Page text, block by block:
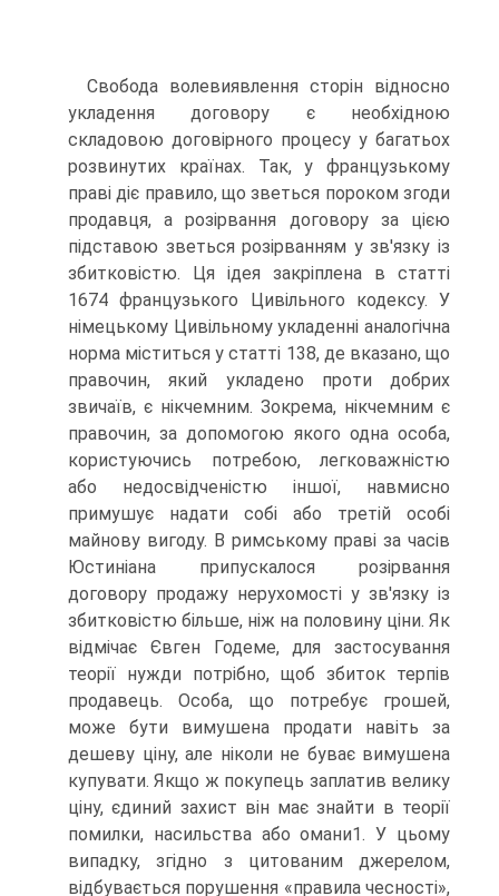
Свобода волевиявлення сторін відносно
укладення договору є необхідною
складовою договірного процесу у багатьох
розвинутих країнах. Так, у французькому
праві діє правило, що зветься пороком згоди
продавця, а розірвання договору за цією
підставою зветься розірванням у зв'язку із
збитковістю. Ця ідея закріплена в статті
1674 французького Цивільного кодексу. У
німецькому Цивільному укладенні аналогічна
норма міститься у статті 138, де вказано, що
правочин, який укладено проти добрих
звичаїв, є нікчемним. Зокрема, нікчемним є
правочин, за допомогою якого одна особа,
користуючись потребою, легковажністю
або недосвідченістю іншої, навмисно
примушує надати собі або третій особі
майнову вигоду. В римському праві за часів
Юстиніана припускалося розірвання
договору продажу нерухомості у зв'язку із
збитковістю більше, ніж на половину ціни. Як
відмічає Євген Годеме, для застосування
теорії нужди потрібно, щоб збиток терпів
продавець. Особа, що потребує грошей,
може бути вимушена продати навіть за
дешеву ціну, але ніколи не буває вимушена
купувати. Якщо ж покупець заплатив велику
ціну, єдиний захист він має знайти в теорії
помилки, насильства або омани1. У цьому
випадку, згідно з цитованим джерелом,
відбувається порушення «правила чесності»,